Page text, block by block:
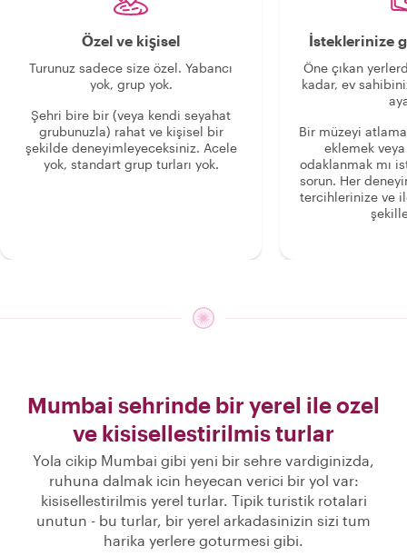
Özel ve kişisel
Turunuz sadece size özel. Yabancı
yok, grup yok.
Şehri bire bir (veya kendi seyahat
grubunuzla) rahat ve kişisel bir
şekilde deneyimleyeceksiniz. Acele
yok, standart grup turları yok.
İsteklerinize
Öne çıkan
kadar, ev
Bir müzeyi
eklemek
odaklanmak mı
sorun. Her
tercihlerinize ve
Mumbai sehrinde bir yerel ile ozel
ve kisisellestirilmis turlar
Yola cikip Mumbai gibi yeni bir sehre vardiginizda,
ruhuna dalmak icin heyecan verici bir yol var:
kisisellestirilmis yerel turlar. Tipik turistik rotalari
unutun - bu turlar, bir yerel arkadasinizin sizi tum
harika yerlere goturmesi gibi.